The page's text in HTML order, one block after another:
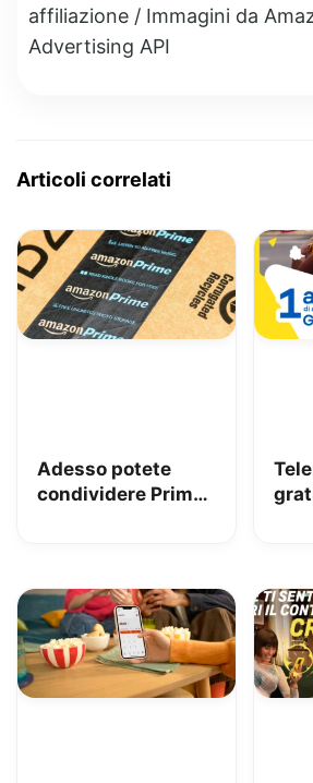
affiliazione / Immagini da
Advertising API
Articoli correlati
Adesso potete
condividere Prime